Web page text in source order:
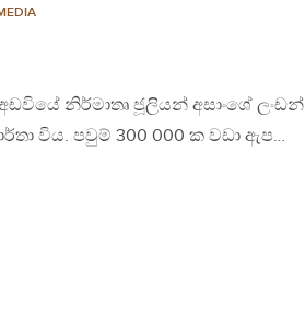
නිර්මාතෘ ජූලියන් අසාංශේ ලංඩන්
විය. පවුම් 300 000 ක වඩා ඇප…